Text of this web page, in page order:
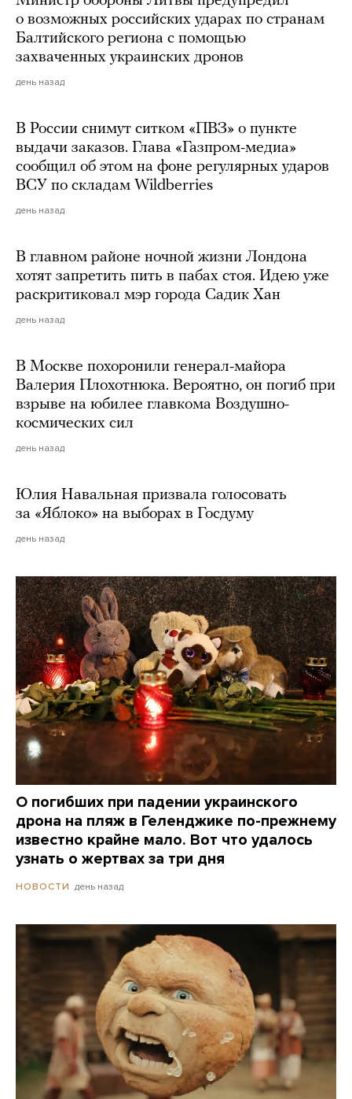
о возможных российских ударах по странам
Балтийского региона с помощью
захваченных украинских дронов
день назад
В России снимут ситком «ПВЗ» о пункте
выдачи заказов. Глава «Газпром-медиа»
сообщил об этом на фоне регулярных ударов
ВСУ по складам Wildberries
день назад
В главном районе ночной жизни Лондона
хотят запретить пить в пабах стоя. Идею уже
раскритиковал мэр города Садик Хан
день назад
В Москве похоронили генерал-майора
Валерия Плохотнюка. Вероятно, он погиб при
взрыве на юбилее главкома Воздушно-
космических сил
день назад
Юлия Навальная призвала голосовать
за «Яблоко» на выборах в Госдуму
день назад
О погибших при падении украинского
дрона на пляж в Геленджике по-прежнему
известно крайне мало. Вот что удалось
узнать о жертвах за три дня
НОВОСТИ день назад